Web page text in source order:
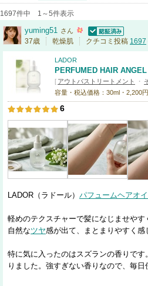
1697件中 1～5件表示
yuming51 さん
認証済
37歳 乾燥肌 クチコミ投稿 1697
LADOR
PERFUMED HAIR
[ アウトバストリートメント ・
容量・税込価格：30ml・2,200
6
LADOR（ラドール） パフュームヘアオ
軽めのテクスチャーで髪になじませや
自然なツヤ感が出て、まとまりやすく感
特に気に入ったのはスズランの香りです
りました。強すぎない香りなので、毎日